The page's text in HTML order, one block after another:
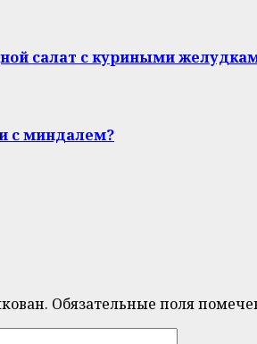
салат с куриными
с миндалем?
Обязательные поля